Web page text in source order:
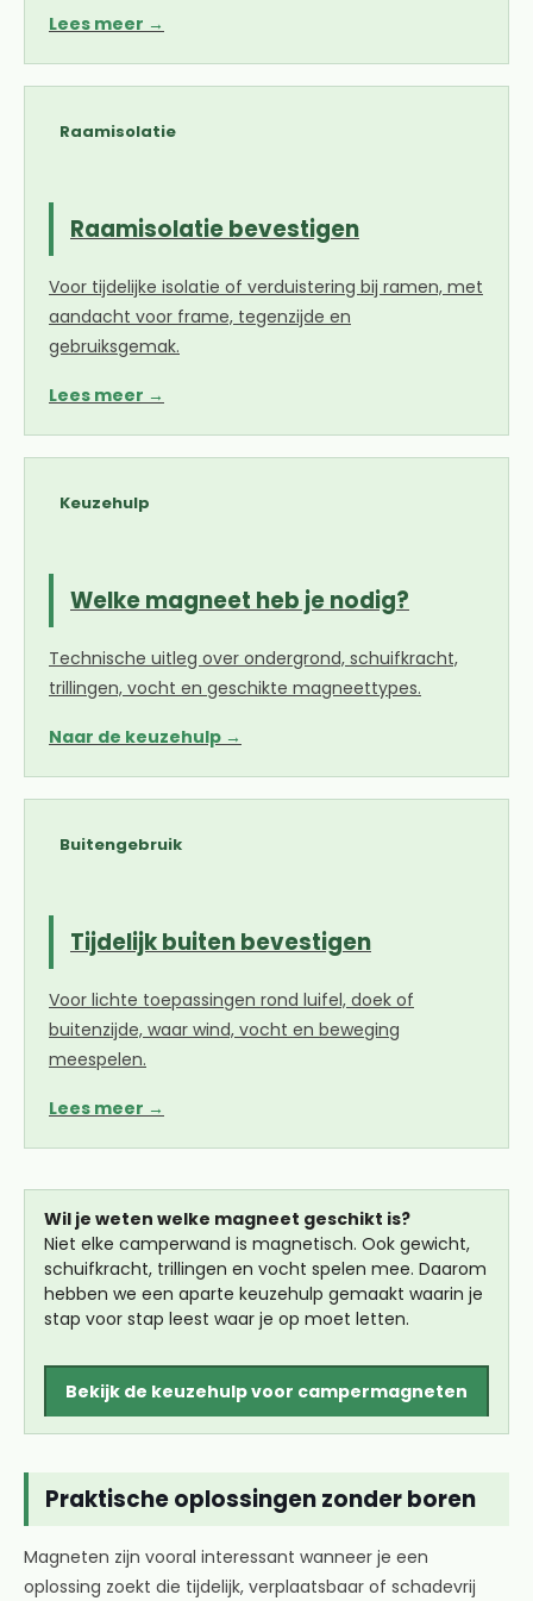
Lees meer →
Raamisolatie
Raamisolatie bevestigen
Voor tijdelijke isolatie of verduistering bij ramen, met
aandacht voor frame, tegenzijde en
gebruiksgemak.
Lees meer →
Keuzehulp
Welke magneet heb je nodig?
Technische uitleg over ondergrond, schuifkracht,
trillingen, vocht en geschikte magneettypes.
Naar de keuzehulp →
Buitengebruik
Tijdelijk buiten bevestigen
Voor lichte toepassingen rond luifel, doek of
buitenzijde, waar wind, vocht en beweging
meespelen.
Lees meer →
Wil je weten welke magneet geschikt is?
Niet elke camperwand is magnetisch. Ook gewicht,
schuifkracht, trillingen en vocht spelen mee. Daarom
hebben we een aparte keuzehulp gemaakt waarin je
stap voor stap leest waar je op moet letten.
Bekijk de keuzehulp voor campermagneten
Praktische oplossingen zonder boren
Magneten zijn vooral interessant wanneer je een
oplossing zoekt die tijdelijk, verplaatsbaar of schadevrij